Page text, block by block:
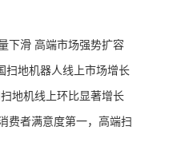
下滑 高端市场强势扩容
扫地机器人线上市场增长
地机线上环比显著增长
费者满意度第一，高端扫